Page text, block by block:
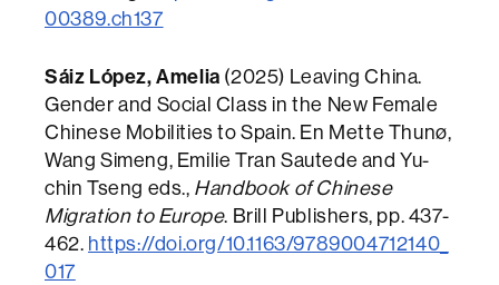
00389.ch137
Sáiz López, Amelia (2025) Leaving China.
Gender and Social Class in the New Female
Chinese Mobilities to Spain. En Mette Thunø,
Wang Simeng, Emilie Tran Sautede and Yu-
chin Tseng eds., Handbook of Chinese
Migration to Europe. Brill Publishers, pp. 437-
462. https://doi.org/10.1163/9789004712140_
017